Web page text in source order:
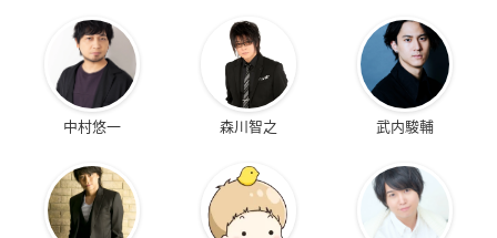
中村悠一 森川智之 武内駿輔